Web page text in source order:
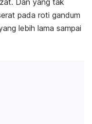
Dan yang tak
pada roti gandum
lebih lama sampai